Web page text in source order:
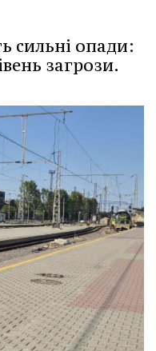
сильні опади:
загрози.